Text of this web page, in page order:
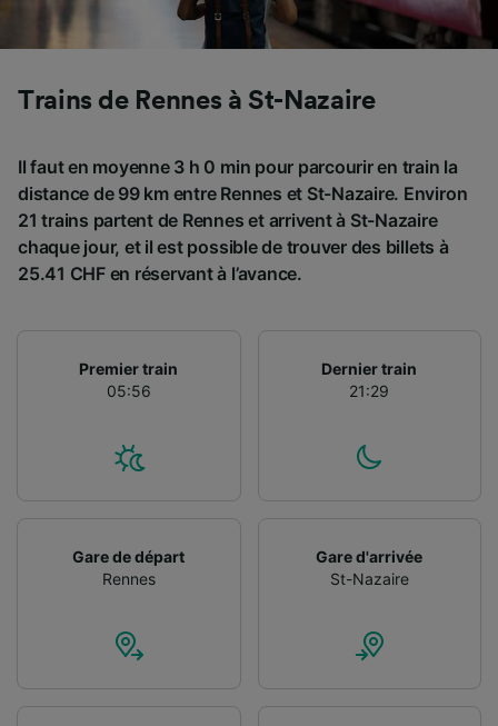
Trains de Rennes à St-Nazaire
Il faut en moyenne 3 h 0 min pour parcourir en train la
distance de 99 km entre Rennes et St-Nazaire. Environ
21 trains partent de Rennes et arrivent à St-Nazaire
chaque jour, et il est possible de trouver des billets à
25.41 CHF en réservant à l’avance.
Premier train
05:56
Dernier train
21:29
Gare de départ
Rennes
Gare d'arrivée
St-Nazaire
Utiliser des données de géolocalisation
précises. Analyser activement les
l’identification. Stocker et/ou accéder à des
informations sur un appareil. Publicités et
études d’audience et développement de
services.
Liste de nos partenaires (fournisseurs)